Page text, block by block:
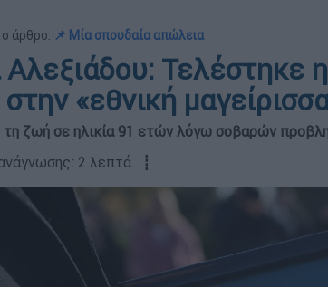
άρθρο: 📌 Μία σπουδαία απώλεια
Τελέστηκε
στην «εθνική
ζωή σε ηλικία 91 ετών λόγω σοβαρών
2 λεπτά ┋